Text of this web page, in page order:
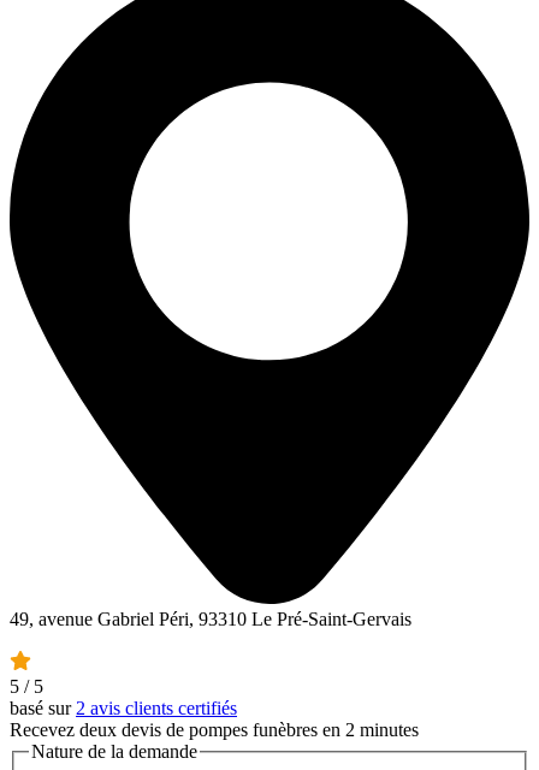
49, avenue Gabriel Péri, 93310 Le Pré-Saint-Gervais
5 / 5
basé sur 2 avis clients certifiés
Recevez deux devis de pompes funèbres en 2 minutes
Nature de la demande